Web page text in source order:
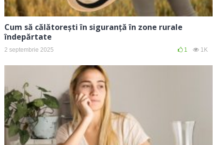
Cum să călătorești în siguranță în zone rurale
îndepărtate
2 septembrie 2025 1 1K